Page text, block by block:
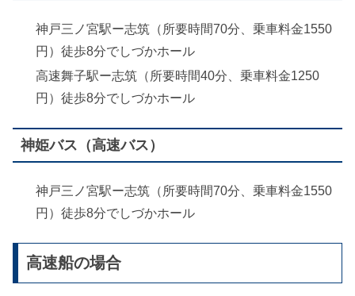
神戸三ノ宮駅ー志筑（所要時間70分、乗車料金1550
円）徒歩8分でしづかホール
高速舞子駅ー志筑（所要時間40分、乗車料金1250
円）徒歩8分でしづかホール
神姫バス（高速バス）
神戸三ノ宮駅ー志筑（所要時間70分、乗車料金1550
円）徒歩8分でしづかホール
高速船の場合